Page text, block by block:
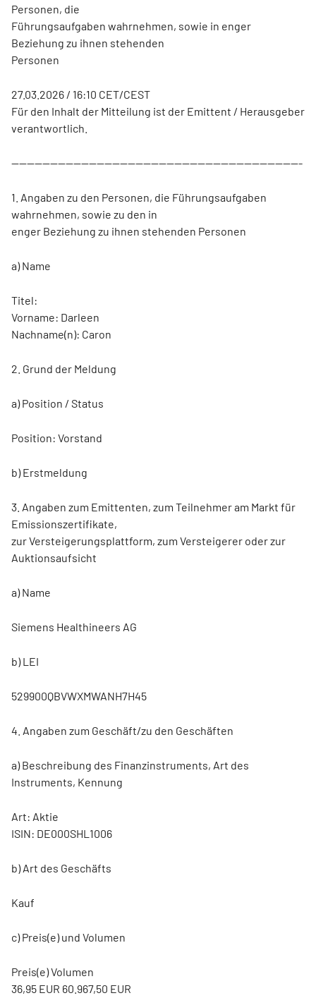
Personen, die
Führungsaufgaben wahrnehmen, sowie in enger
Beziehung zu ihnen stehenden
Personen
27.03.2026 / 16:10 CET/CEST
Für den Inhalt der Mitteilung ist der Emittent / Herausgeber
verantwortlich.
---------------------------------------------------------------------------
1. Angaben zu den Personen, die Führungsaufgaben
wahrnehmen, sowie zu den in
enger Beziehung zu ihnen stehenden Personen
a) Name
Titel:
Vorname: Darleen
Nachname(n): Caron
2. Grund der Meldung
a) Position / Status
Position: Vorstand
b) Erstmeldung
3. Angaben zum Emittenten, zum Teilnehmer am Markt für
Emissionszertifikate,
zur Versteigerungsplattform, zum Versteigerer oder zur
Auktionsaufsicht
a) Name
Siemens Healthineers AG
b) LEI
529900QBVWXMWANH7H45
4. Angaben zum Geschäft/zu den Geschäften
a) Beschreibung des Finanzinstruments, Art des
Instruments, Kennung
Art: Aktie
ISIN: DE000SHL1006
b) Art des Geschäfts
Kauf
c) Preis(e) und Volumen
Preis(e) Volumen
36,95 EUR 60.967,50 EUR